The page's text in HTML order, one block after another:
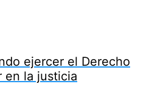
ejercer el Derecho
en la justicia